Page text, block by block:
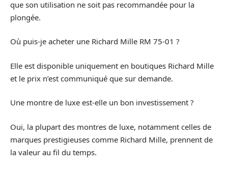
que son utilisation ne soit pas recommandée pour la
plongée.
Où puis-je acheter une Richard Mille RM 75-01 ?
Elle est disponible uniquement en boutiques Richard Mille
et le prix n’est communiqué que sur demande.
Une montre de luxe est-elle un bon investissement ?
Oui, la plupart des montres de luxe, notamment celles de
marques prestigieuses comme Richard Mille, prennent de
la valeur au fil du temps.